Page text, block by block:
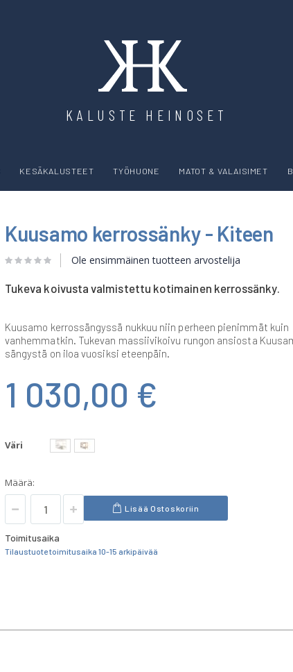
KALUSTE HEINOSET
KESÄKALUSTEET TYÖHUONE MATOT & VALAISIMET
Kuusamo kerrossänky - Kiteen
Ole ensimmäinen tuotteen arvostelija
Tukeva koivusta valmistettu kotimainen kerrossänky.
Kuusamo kerrossängyssä nukkuu niin perheen pienimmät kuin
vanhemmatkin. Tukevan massiivikoivu rungon ansiosta
sängystä on iloa vuosiksi eteenpäin.
1 030,00 €
Väri
Määrä:
Lisää Ostoskoriin
Toimitusaika
Tilaustuote toimitusaika 10-15 arkipäivää